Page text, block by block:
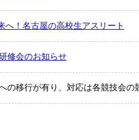
へ！名古屋の高校生アスリート
修会のお知らせ
の移行が有り、対応は各競技会